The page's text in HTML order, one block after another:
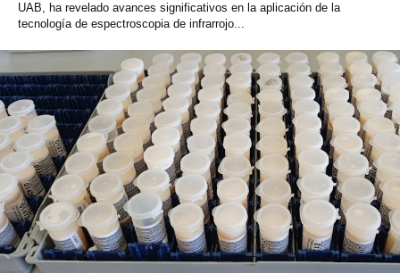
UAB, ha revelado avances significativos en la aplicación de la
tecnología de espectroscopia de infrarrojo...